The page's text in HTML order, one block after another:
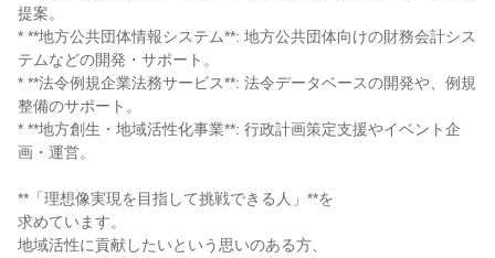
提案。
* **地方公共団体情報システム**: 地方公共団体向けの財務会計シス
テムなどの開発・サポート。
* **法令例規企業法務サービス**: 法令データベースの開発や、例規
整備のサポート。
* **地方創生・地域活性化事業**: 行政計画策定支援やイベント企
画・運営。
**「理想像実現を目指して挑戦できる人」**を
求めています。
地域活性に貢献したいという思いのある方、